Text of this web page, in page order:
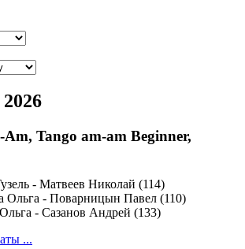
Am, Tango am-am Beginner,
- Матвеев Николай (114)
Ольга - Поварницын Павел (110)
- Сазанов Андрей (133)
...